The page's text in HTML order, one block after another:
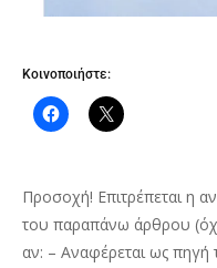
Κοινοποιήστε:
Προσοχή! Επιτρέπεται η
του παραπάνω άρθρου
αν: – Αναφέρεται ως